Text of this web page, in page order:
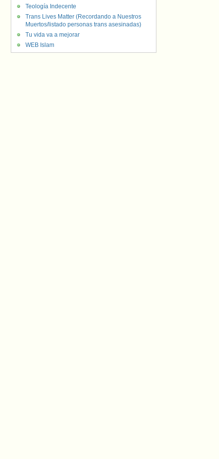
Teología Indecente
Trans Lives Matter (Recordando a Nuestros
Muertos/listado personas trans asesinadas)
Tu vida va a mejorar
WEB Islam